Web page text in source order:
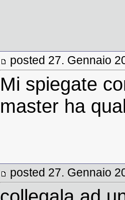
posted 27. Gennaio
Mi spiegate
master ha
posted 27. Gennaio